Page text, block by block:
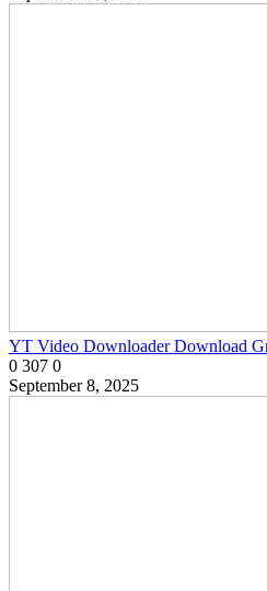
YT Video Downloader Download
0 307 0
September 8, 2025